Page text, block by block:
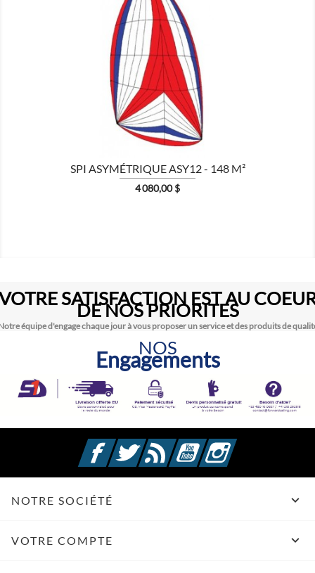
SPI ASYMÉTRIQUE ASY12 - 148 M²
Prix
4 080,00 $

SATISFACTION EST AU
DE NOS PRIORITES
équipe d'engage chaque jour à vous proposer un service et des produits de
NOS
Engagements
FacebookTwitterRss YouTubeInstagram
NOTRE SOCIÉTÉ 
VOTRE COMPTE 